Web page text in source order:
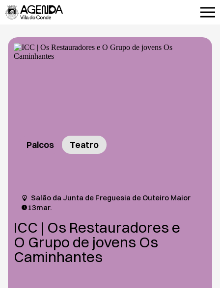
Salão da Junta de Freguesia de Outeiro Maior
13mar.
ICC | Os Restauradores e
O Grupo de jovens Os
Caminhantes
Palcos Teatro